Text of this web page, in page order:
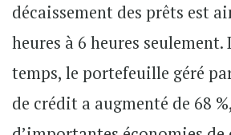
décaissement des prêts est
heures à 6 heures seulement.
temps, le portefeuille géré
de crédit a augmenté de 68